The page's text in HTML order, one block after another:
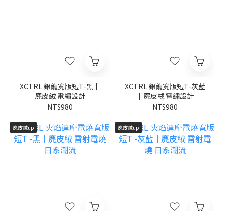
XCTRL 銀龍寬版短T-黑┃
麂皮絨 電繡設計
NT$980
XCTRL 銀龍寬版短T-灰藍
┃麂皮絨 電繡設計
NT$980
麂皮絨up 麂皮絨up